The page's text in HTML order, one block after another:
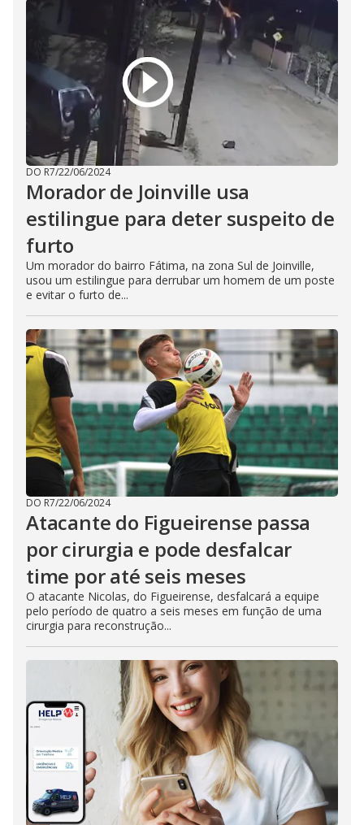
DO R7/22/06/2024
Morador de Joinville usa
estilingue para deter suspeito de
furto
Um morador do bairro Fátima, na zona Sul de Joinville,
usou um estilingue para derrubar um homem de um poste
e evitar o furto de...
DO R7/22/06/2024
Atacante do Figueirense passa
por cirurgia e pode desfalcar
time por até seis meses
O atacante Nicolas, do Figueirense, desfalcará a equipe
pelo período de quatro a seis meses em função de uma
cirurgia para reconstrução...